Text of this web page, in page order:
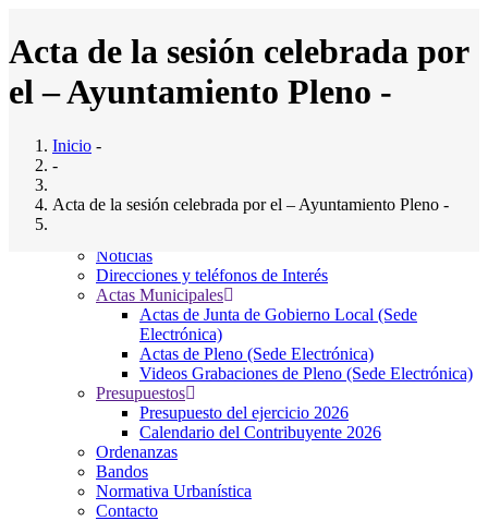
al
contenido
principal
navigation
Inicio
Comisiones Informativas
Servicios Municipales
Noticias
Direcciones y teléfonos de Interés
Actas Municipales
Actas de Junta de Gobierno Local (Sede
Electrónica)
Actas de Pleno (Sede Electrónica)
Videos Grabaciones de Pleno (Sede Electrónica)
Presupuestos
Presupuesto del ejercicio 2026
Calendario del Contribuyente 2026
Ordenanzas
Bandos
Normativa Urbanística
Contacto
Acta de la sesión celebrada por
el – Ayuntamiento Pleno -
Inicio -
-
Acta de la sesión celebrada por el – Ayuntamiento Pleno -
Vie, 13/04/2012 - 12:00
Adjunto
Tamaño
2012-ABRIL-13.pdf (1003.88 KB) 1003.88 KB
Localización
Bº El Sedillo, 9, 39715
Entrambasaguas
CANTABRIA
Tel: (+34) 942 524 021
Fax: (+34) 942 524 061
entrambasaguas@entrambasaguas.org